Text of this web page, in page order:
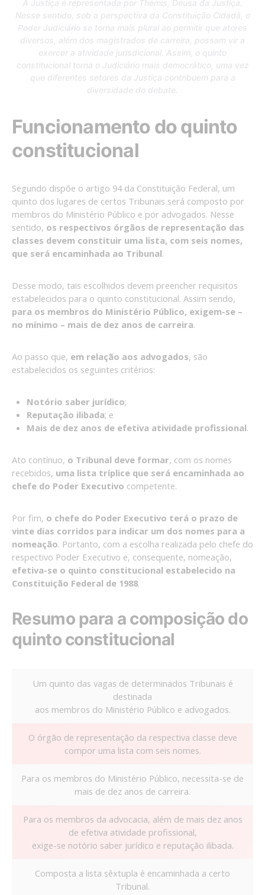
A Justiça é representada por Themis, Deusa da Justiça.
Nesse sentido, sob a perspectiva da Constituição Cidadã, o
Poder Judiciário se torna mais plural ao permitir que atores
diversos, além dos magistrados de carreira, possam vir a
exercer a atividade jurisdicional. Assim, o quinto
constitucional torna o Judiciário mais democrático, uma vez
que diferentes setores da Justiça contribuem para a
diversidade do debate.
Funcionamento do quinto
constitucional
Segundo dispõe o artigo 94 da Constituição Federal, um
quinto dos lugares de certos Tribunais será composto por
membros do Ministério Público e por advogados. Nesse
sentido, os respectivos órgãos de representação das
classes devem constituir uma lista, com seis nomes,
que será encaminhada ao Tribunal.
Desse modo, tais escolhidos devem preencher requisitos
estabelecidos para o quinto constitucional. Assim sendo,
para os membros do Ministério Público, exigem-se –
no mínimo – mais de dez anos de carreira.
Ao passo que, em relação aos advogados, são
estabelecidos os seguintes critérios:
Notório saber jurídico;
Reputação ilibada; e
Mais de dez anos de efetiva atividade profissional.
Ato contínuo, o Tribunal deve formar, com os nomes
recebidos, uma lista tríplice que será encaminhada ao
chefe do Poder Executivo competente.
Por fim, o chefe do Poder Executivo terá o prazo de
vinte dias corridos para indicar um dos nomes para a
nomeação. Portanto, com a escolha realizada pelo chefe do
respectivo Poder Executivo e, consequente, nomeação,
efetiva-se o quinto constitucional estabelecido na
Constituição Federal de 1988.
Resumo para a composição do
quinto constitucional
Um quinto das vagas de determinados Tribunais é
destinada
aos membros do Ministério Público e advogados.
O órgão de representação da respectiva classe deve
compor uma lista com seis nomes.
Para os membros do Ministério Público, necessita-se de
mais de dez anos de carreira.
Para os membros da advocacia, além de mais dez anos
de efetiva atividade profissional,
exige-se notório saber jurídico e reputação ilibada.
Composta a lista sêxtupla é encaminhada a certo
Tribunal.